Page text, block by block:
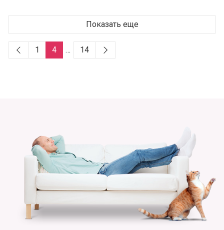
Показать еще
1 4 … 14